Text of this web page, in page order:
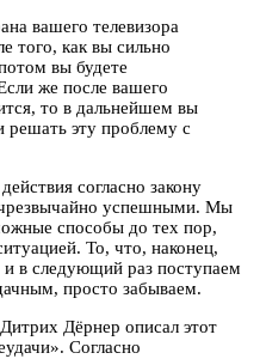
вашего телевизора
того, как вы сильно
вы будете
же после вашего
то в дальнейшем вы
решать эту проблему с
согласно закону
успешными. Мы
способы до тех пор,
То, что, наконец,
в следующий раз поступаем
просто забываем.
Дёрнер описал этот
Согласно